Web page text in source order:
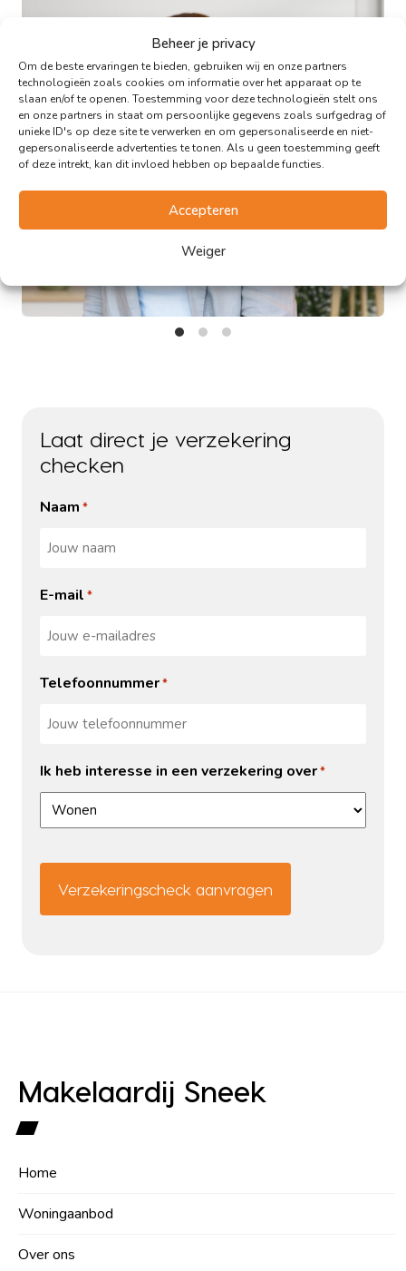
Beheer je privacy
Om de beste ervaringen te bieden, gebruiken wij en onze partners
technologieën zoals cookies om informatie over het apparaat op te
slaan en/of te openen. Toestemming voor deze technologieën stelt ons
en onze partners in staat om persoonlijke gegevens zoals surfgedrag of
unieke ID's op deze site te verwerken en om gepersonaliseerde en niet-
gepersonaliseerde advertenties te tonen. Als u geen toestemming geeft
of deze intrekt, kan dit invloed hebben op bepaalde functies.
Accepteren
Weiger
Saskia Dorenbos
Laat direct je verzekering
checken
Naam *
E-mail *
Telefoonnummer*
Ik heb interesse in een verzekering over*
Makelaardij Sneek
Home
Woningaanbod
Over ons